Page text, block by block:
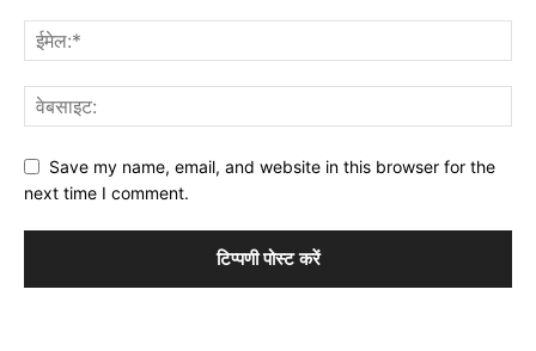
Save my name, email, and website in this browser for the
next time I comment.